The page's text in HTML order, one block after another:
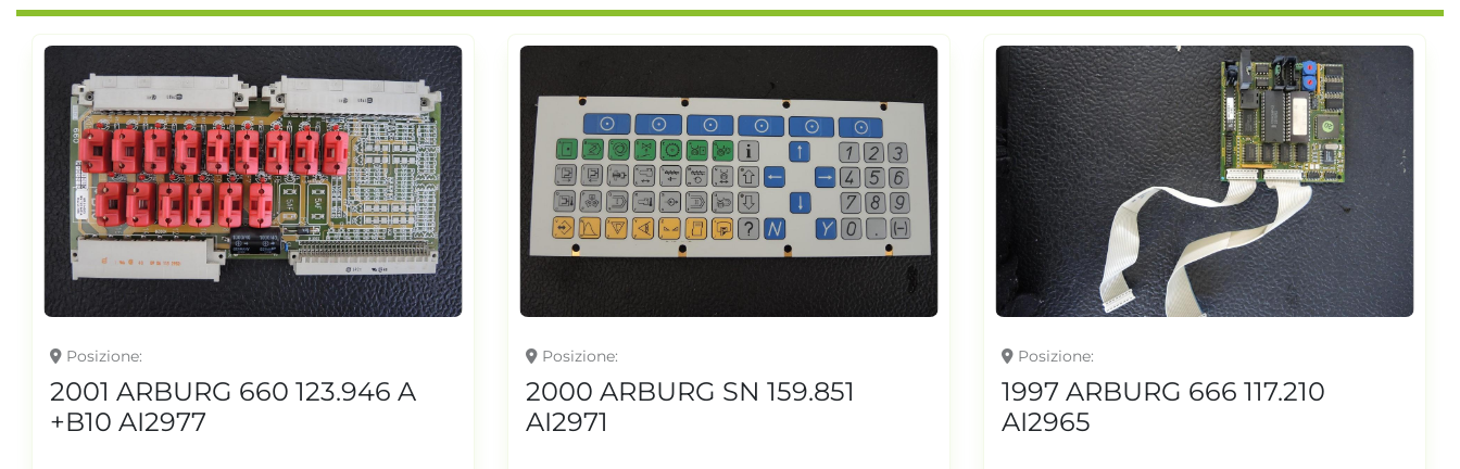
Posizione
2001 ARBURG 660 123.946 A
+B10 AI2977
Posizione
2000 ARBURG SN 159.851
AI2971
Posizione
1997 ARBURG 666 117.210
AI2965